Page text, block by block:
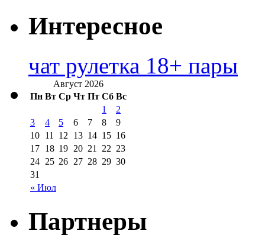
Интересное
чат рулетка 18+ пары
Август 2026
Пн Вт Ср Чт Пт Сб Вс
« Июл
1
2
3
4 5 6 7 8
9
10 11 12 13 14 15 16
17 18 19 20 21 22 23
24 25 26 27 28 29 30
31
Партнеры